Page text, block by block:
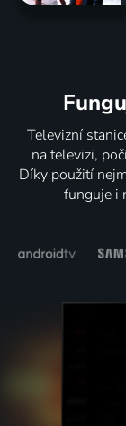
Televizní
na televizi,
Díky použití
funguje i